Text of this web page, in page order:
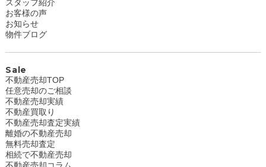
スタッフ紹介
お客様の声
お知らせ
物件ブログ
Sale
不動産売却TOP
任意売却のご相談
不動産売却実績
不動産買取り
不動産売却査定実績
離婚の不動産売却
無料売却査定
相続で不動産売却